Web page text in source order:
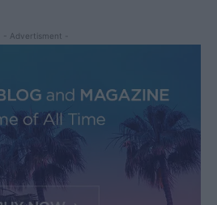
- Advertisment -